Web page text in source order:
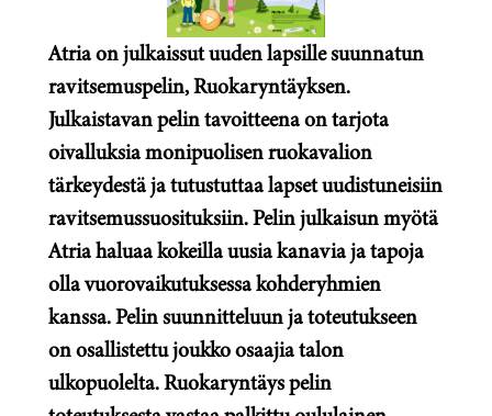
Atria on julkaissut uuden lapsille suunnatun
ravitsemuspelin, Ruokaryntäyksen.
Julkaistavan pelin tavoitteena on tarjota
oivalluksia monipuolisen ruokavalion
tärkeydestä ja tutustuttaa lapset uudistuneisiin
ravitsemussuosituksiin. Pelin julkaisun myötä
Atria haluaa kokeilla uusia kanavia ja tapoja
olla vuorovaikutuksessa kohderyhmien
kanssa. Pelin suunnitteluun ja toteutukseen
on osallistettu joukko osaajia talon
ulkopuolelta. Ruokaryntäys pelin